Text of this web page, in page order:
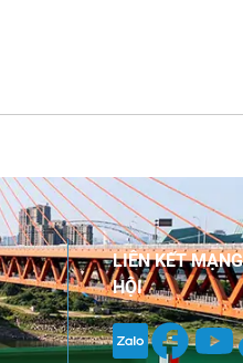
LIÊN KẾT
HỘI